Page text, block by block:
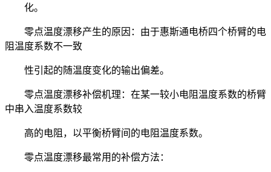
化。
零点温度漂移产生的原因：由于惠斯通电桥四个桥臂的电
阻温度系数不一致
性引起的随温度变化的输出偏差。
零点温度漂移补偿机理：在某一较小电阻温度系数的桥臂
中串入温度系数较
高的电阻，以平衡桥臂间的电阻温度系数。
零点温度漂移最常用的补偿方法：